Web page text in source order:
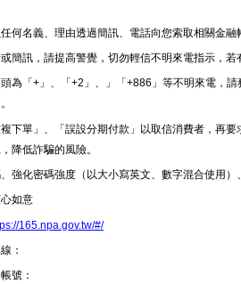
何名義、理由透過簡訊、電話向您索取相關金
簡訊，請提高警覺，切勿輕信不明來電指示，
為「+」、「+2」、」「+886」等不明來電，
下單」、「誤設分期付款」以取信消費者，再
降低詐騙的風險。
強化密碼強度（以大小寫英文、數字混合使用）
如意
165.npa.gov.tw/#/
：
號：